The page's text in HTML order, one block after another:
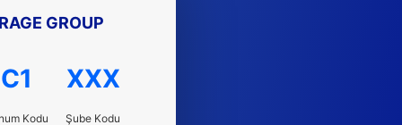
GROUP
C1
Kodu
XXX
Şube Kodu